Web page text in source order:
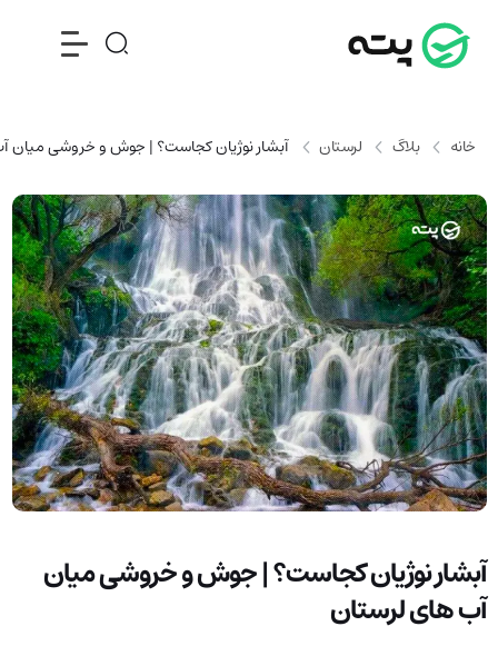
خانه بلاگ لرستان آبشار نوژیان کجاست؟ | جوش و خروشی میان
آبشار نوژیان کجاست؟ | جوش و خروشی میان
آب های لرستان